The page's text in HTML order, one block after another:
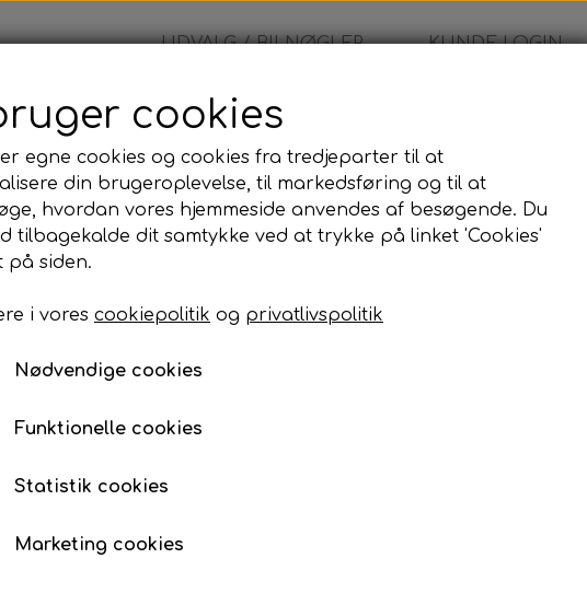
UDVALG / BILNØGLER KUNDE LOGIN
- Nøglehus
Citröen - Nøglehus
180,00 kr.
Lagerstatus:100 på lager
cookies
egne cookies og cookies fra tredjeparter til at
din brugeroplevelse, til markedsføring og til at
hvordan vores hjemmeside anvendes af besøgende. Du
tilbagekalde dit samtykke ved at trykke på linket 'Cookies'
på siden.
i vores cookiepolitik og privatlivspolitik
Nødvendige cookies
Funktionelle cookies
Statistik cookies
Marketing cookies